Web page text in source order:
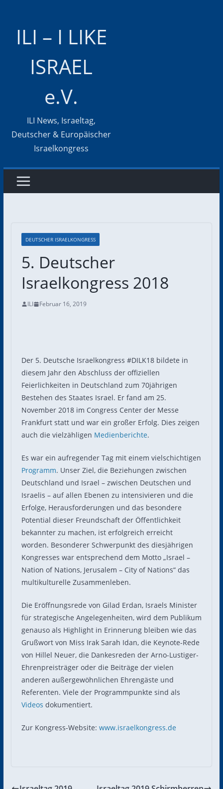
ILI – I LIKE
ISRAEL
e.V.
ILI News, Israeltag,
Deutscher & Europäischer
Israelkongress
DEUTSCHER ISRAELKONGRESS
5. Deutscher
Israelkongress 2018
ILI Februar 16, 2019
Der 5. Deutsche Israelkongress #DILK18 bildete in
diesem Jahr den Abschluss der offiziellen
Feierlichkeiten in Deutschland zum 70jährigen
Bestehen des Staates Israel. Er fand am 25.
November 2018 im Congress Center der Messe
Frankfurt statt und war ein großer Erfolg. Dies zeigen
auch die vielzähligen Medienberichte.
Es war ein aufregender Tag mit einem vielschichtigen
Programm. Unser Ziel, die Beziehungen zwischen
Deutschland und Israel – zwischen Deutschen und
Israelis – auf allen Ebenen zu intensivieren und die
Erfolge, Herausforderungen und das besondere
Potential dieser Freundschaft der Öffentlichkeit
bekannter zu machen, ist erfolgreich erreicht
worden. Besonderer Schwerpunkt des diesjährigen
Kongresses war entsprechend dem Motto „Israel –
Nation of Nations, Jerusalem – City of Nations“ das
multikulturelle Zusammenleben.
Die Eröffnungsrede von Gilad Erdan, Israels Minister
für strategische Angelegenheiten, wird dem Publikum
genauso als Highlight in Erinnerung bleiben wie das
Grußwort von Miss Irak Sarah Idan, die Keynote-Rede
von Hillel Neuer, die Dankesreden der Arno-Lustiger-
Ehrenpreisträger oder die Beiträge der vielen
anderen außergewöhnlichen Ehrengäste und
Referenten. Viele der Programmpunkte sind als
Videos dokumentiert.
Zur Kongress-Website: www.israelkongress.de